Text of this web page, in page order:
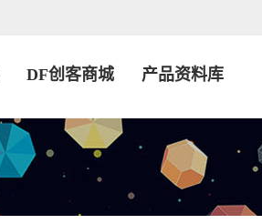
DF创客商城 产品资料库